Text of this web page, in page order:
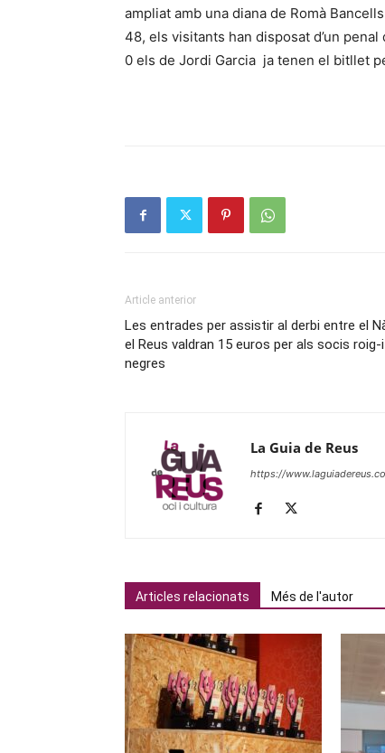
ampliat amb una diana de Romà
48, els visitants han disposat d’un
0 els de Jordi Garcia ja tenen el bitllet
Article anterior
Les entrades per assistir al derbi entre el
el Reus valdran 15 euros per als socis roig-
negres
La Guia de Reus
https://
Articles relacionats Més de l'autor